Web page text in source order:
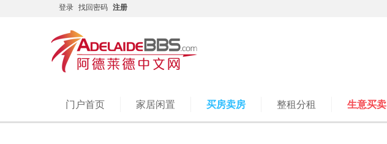
登录 找回密码 注册
门户首页 家居闲置 买房卖房 整租分租 生意买卖